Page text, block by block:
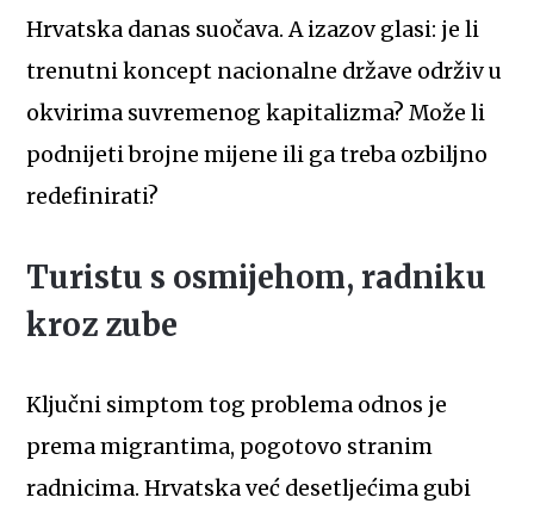
Hrvatska danas suočava. A izazov glasi: je li
trenutni koncept nacionalne države održiv u
okvirima suvremenog kapitalizma? Može li
podnijeti brojne mijene ili ga treba ozbiljno
redefinirati?
Turistu s osmijehom, radniku
kroz zube
Ključni simptom tog problema odnos je
prema migrantima, pogotovo stranim
radnicima. Hrvatska već desetljećima gubi